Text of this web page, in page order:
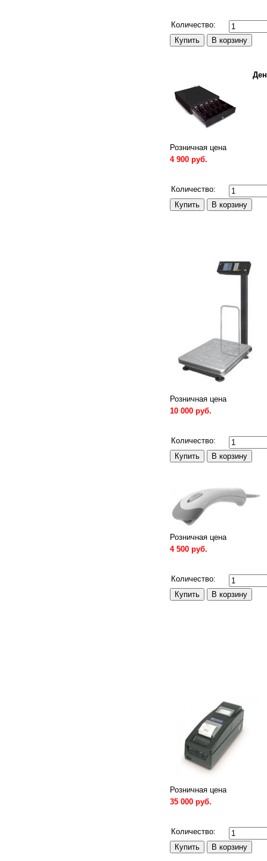
Количество:
Розничная цена
4 900 руб.
Количество:
Розничная цена
10 000 руб.
Количество:
Розничная цена
4 500 руб.
Количество:
Розничная цена
35 000 руб.
Количество: